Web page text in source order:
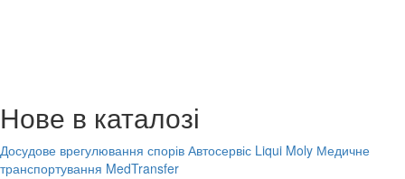
Нове в каталозі
Досудове врегулювання спорів Автосервіс Liqui Moly Медичне
транспортування MedTransfer